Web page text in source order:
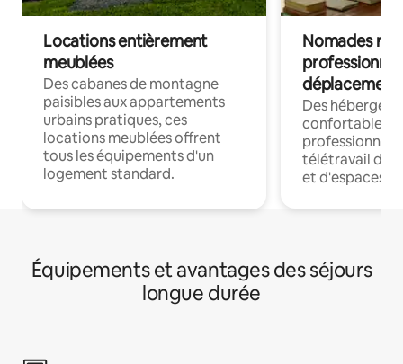
Locations entièrement
meublées
Des cabanes de montagne
paisibles aux appartements
urbains pratiques, ces
locations meublées offrent
tous les équipements d'un
logement standard.
Nomades
déplacement
Des
confortables
professionnels
télétravail
et d'espaces
Équipements et avantages des séjours
longue durée